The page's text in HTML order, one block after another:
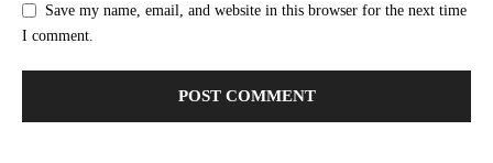
Save my name, email, and website in this browser for the next time
I comment.